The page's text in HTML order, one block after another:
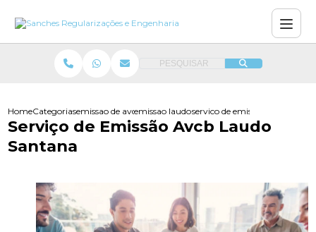
PESQUISAR
HomeCategoriasemissao de avcbemissao laudo de avcbservico de emissao avcb laudo
Serviço de Emissão Avcb Laudo
Santana